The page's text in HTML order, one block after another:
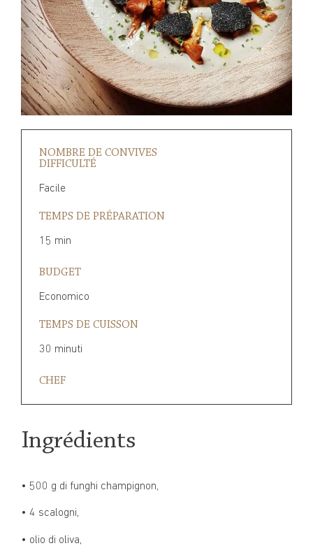
NOMBRE DE CONVIVES
DIFFICULTÉ
Facile
TEMPS DE PRÉPARATION
15 min
BUDGET
Economico
TEMPS DE CUISSON
30 minuti
CHEF
Ingrédients
• 500 g di funghi champignon,
• 4 scalogni,
• olio di oliva,